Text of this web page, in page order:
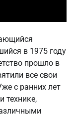
в 1975 году
прошло в
все свои
с ранних лет
технике,